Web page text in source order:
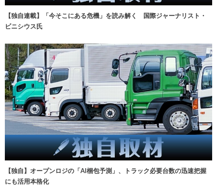
【独自連載】「今そこにある危機」を読み解く 国際ジャーナリスト・
ビニシウス氏
【独自】オープンロジの「AI梱包予測」、トラック必要台数の迅速把握
にも活用本格化